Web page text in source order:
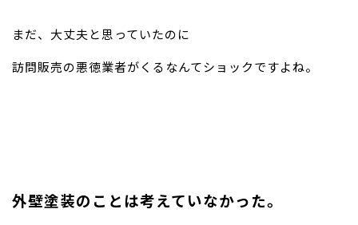
まだ、大丈夫と思っていたのに
訪問販売の悪徳業者がくるなんてショックですよね。
外壁塗装のことは考えていなかった。